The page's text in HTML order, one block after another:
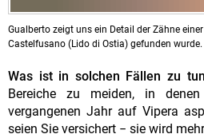
Gualberto zeigt uns ein Detail der Zähne
Castelfusano (Lido di Ostia) gefunden wurde.
Was ist in solchen Fällen zu
Bereiche zu meiden, in
vergangenen Jahr auf Vipera
seien Sie versichert − sie wird